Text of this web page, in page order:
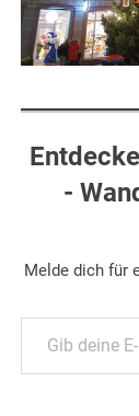
-
Melde dich für
Gib deine E-Mail-Adresse ein ...